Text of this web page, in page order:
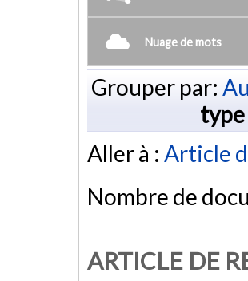
Nuage de mots
Grouper par:
Aller à : Article
Nombre de
ARTICLE DE